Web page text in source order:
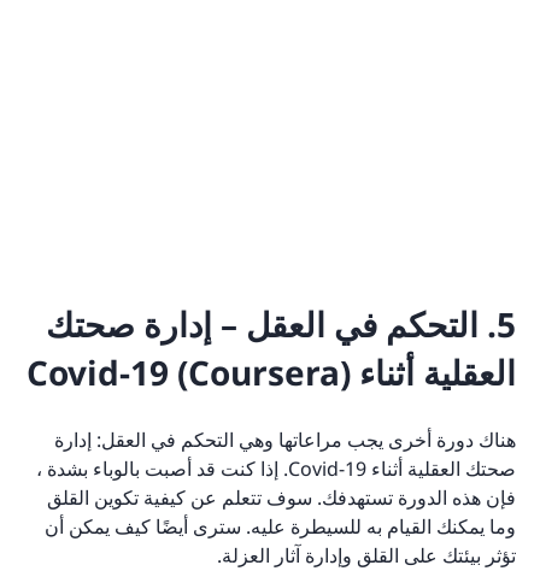
5. التحكم في العقل – إدارة صحتك
العقلية أثناء Covid-19 (Coursera)
هناك دورة أخرى يجب مراعاتها وهي التحكم في العقل: إدارة
صحتك العقلية أثناء Covid-19. إذا كنت قد أصبت بالوباء بشدة ،
فإن هذه الدورة تستهدفك. سوف تتعلم عن كيفية تكوين القلق
وما يمكنك القيام به للسيطرة عليه. سترى أيضًا كيف يمكن أن
تؤثر بيئتك على القلق وإدارة آثار العزلة.